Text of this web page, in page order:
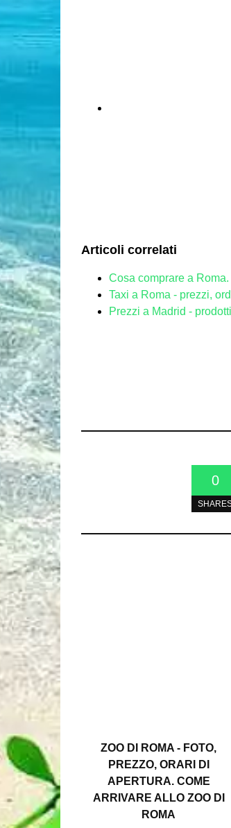
Articoli correlati
Cosa comprare a
Taxi a Roma - prezzi,
Prezzi a Madrid -
0
ZOO DI ROMA - FOTO,
PREZZO, ORARI DI
APERTURA. COME
ARRIVARE ALLO ZOO DI
ROMA